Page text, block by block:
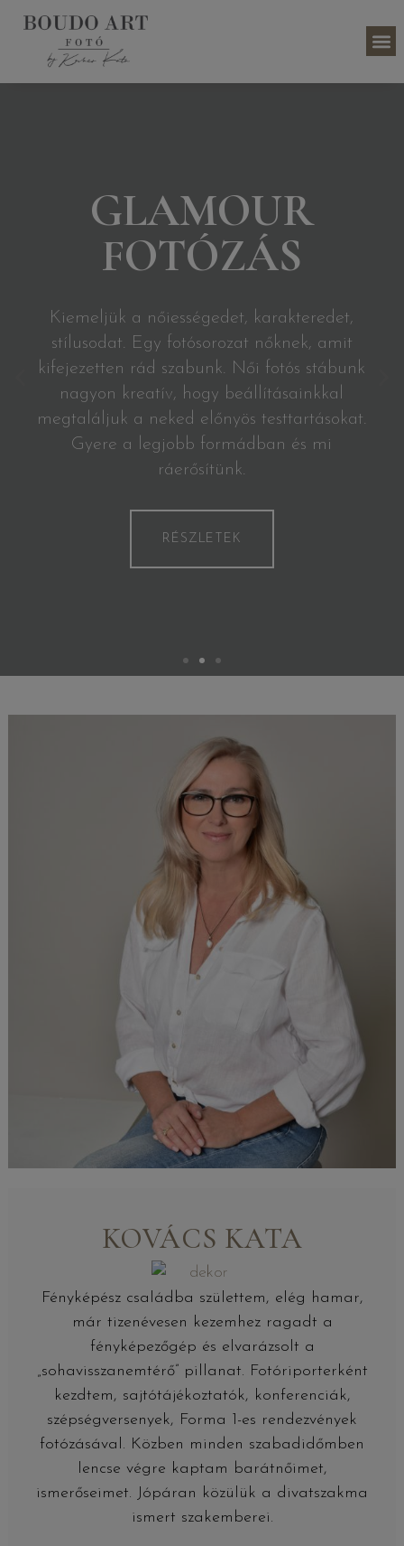
GLAMOUR
FOTÓZÁS
Kiemeljük a nőiességedet, karakteredet,
stílusodat. Egy fotósorozat nőknek, amit
kifejezetten rád szabunk. Női fotós stábunk
nagyon kreatív, hogy beállításainkkal
megtaláljuk a neked előnyös testtartásokat.
Gyere a legjobb formádban és mi
ráerősítünk.
RÉSZLETEK
KOVÁCS KATA
Fényképész családba születtem, elég hamar,
már tizenévesen kezemhez ragadt a
fényképezőgép és elvarázsolt a
„sohavisszanemtérő” pillanat. Fotóriporterként
kezdtem, sajtótájékoztatók, konferenciák,
szépségversenyek, Forma 1-es rendezvények
fotózásával. Közben minden szabadidőmben
lencse végre kaptam barátnőimet,
ismerőseimet. Jópáran közülük a divatszakma
ismert szakemberei.